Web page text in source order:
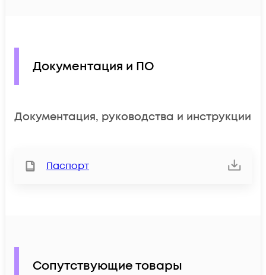
Документация и ПО
Документация, руководства и инструкции
Паспорт
Сопутствующие товары